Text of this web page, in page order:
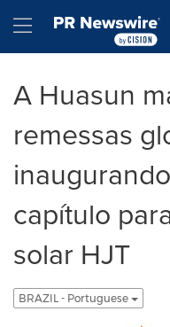
Hamburger menu
A Huasun
remessas
capítulo
solar HJT
BRAZIL - Portuguese